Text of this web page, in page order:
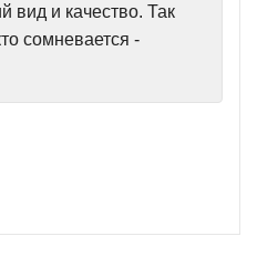
вид и качество. Так
сомневается -